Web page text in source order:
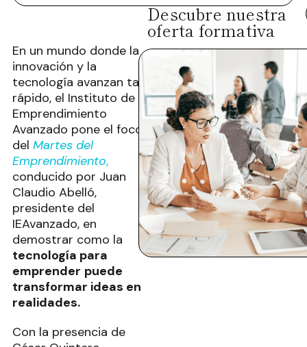
En un mundo donde la
innovación y la
tecnología avanzan tan
rápido, el Instituto de
Emprendimiento
Avanzado pone el foco
del Martes del
Emprendimiento,
conducido por Juan
Claudio Abelló,
presidente del
IEAvanzado, en
demostrar como la
tecnología para
emprender puede
transformar ideas en
realidades.
Con la presencia de
Descubre nuestra
oferta formativa